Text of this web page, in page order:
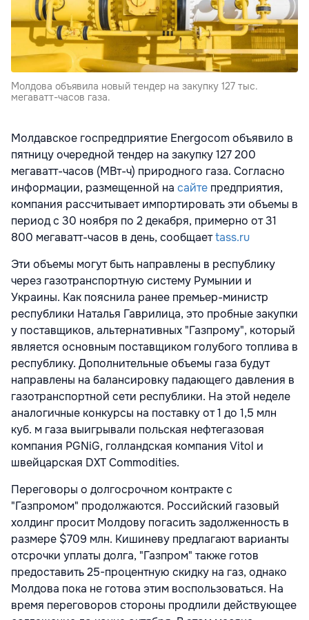
Молдова объявила новый тендер на закупку 127 тыс.
мегаватт-часов газа.
Молдавское госпредприятие Energocom объявило в
пятницу очередной тендер на закупку 127 200
мегаватт-часов (МВт-ч) природного газа. Согласно
информации, размещенной на сайте предприятия,
компания рассчитывает импортировать эти объемы в
период с 30 ноября по 2 декабря, примерно от 31
800 мегаватт-часов в день, сообщаетtass.ru
Эти объемы могут быть направлены в республику
через газотранспортную систему Румынии и
Украины. Как пояснила ранее премьер-министр
республики Наталья Гаврилица, это пробные закупки
у поставщиков, альтернативных "Газпрому", который
является основным поставщиком голубого топлива в
республику. Дополнительные объемы газа будут
направлены на балансировку падающего давления в
газотранспортной сети республики. На этой неделе
аналогичные конкурсы на поставку от 1 до 1,5 млн
куб. м газа выигрывали польская нефтегазовая
компания PGNiG, голландская компания Vitol и
швейцарская DXT Commodities.
Переговоры о долгосрочном контракте с
"Газпромом" продолжаются. Российский газовый
холдинг просит Молдову погасить задолженность в
размере $709 млн. Кишиневу предлагают варианты
отсрочки уплаты долга, "Газпром" также готов
предоставить 25-процентную скидку на газ, однако
Молдова пока не готова этим воспользоваться. На
время переговоров стороны продлили действующее